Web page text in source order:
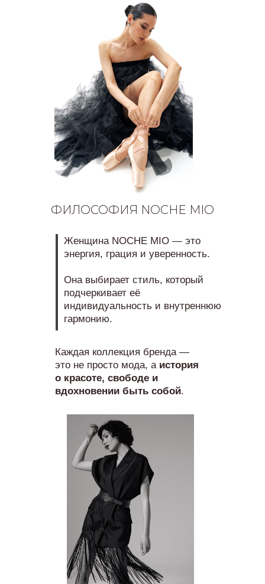
Женщина NOCHE MIO — это
энергия, грация и уверенность.
Она выбирает стиль, который
подчеркивает её
индивидуальность и внутреннюю
гармонию.
Каждая коллекция бренда —
это не просто мода, а история
о красоте, свободе и
вдохновении быть собой.
ФИЛОСОФИЯ NOCHE MIO